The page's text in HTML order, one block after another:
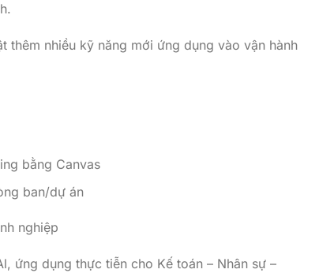
thêm nhiều kỹ năng mới ứng dụng vào vận hành
bằng Canvas
ban/dự án
nghiệp
ứng dụng thực tiễn cho Kế toán – Nhân sự –